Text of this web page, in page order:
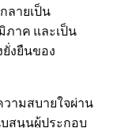
ลายเป็น
ภาค และเป็น
งยืนของ
ามสบายใจผ่าน
สนุนผู้ประกอบ